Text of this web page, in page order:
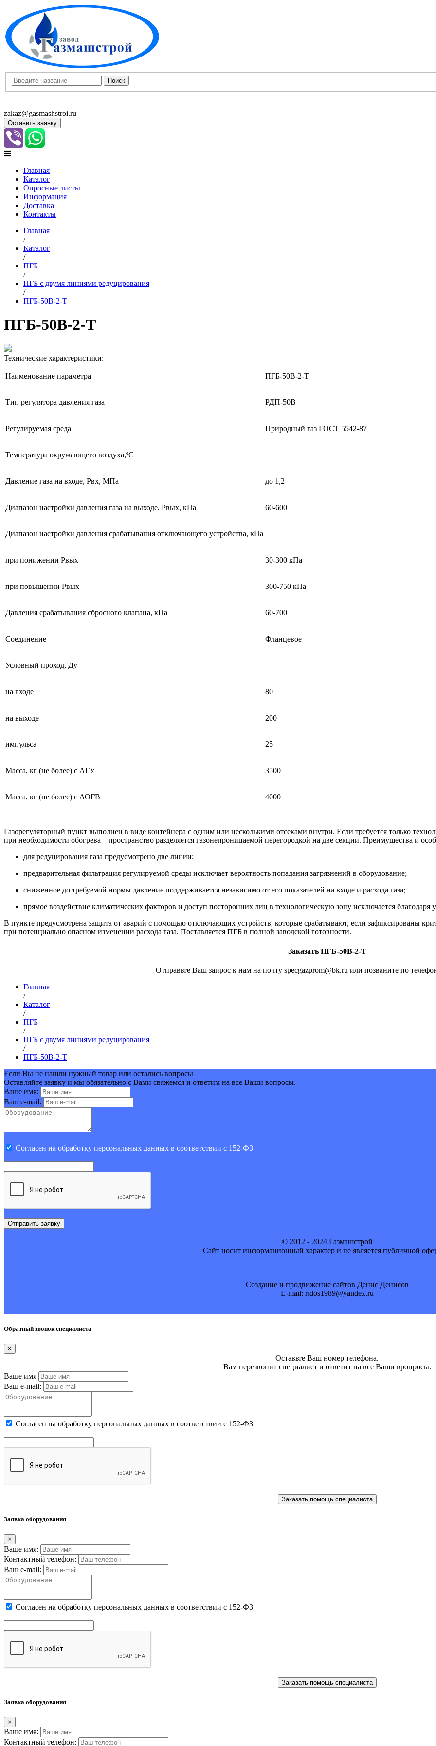
zakaz@gasmashstroi.ru
Оставить заявку
Главная
Каталог
Опросные листы
Информация
Доставка
Контакты
Главная
/
Каталог
/
ПГБ
/
ПГБ с двумя линиями редуцирования
/
ПГБ-50В-2-Т
ПГБ-50В-2-Т
Технические характеристики:
Наименование параметра ПГБ-50В-2-T
Тип регулятора давления газа РДП-50В
Регулируемая среда Природный газ ГОСТ 5542-87
Температура окружающего воздуха,ºС
Давление газа на входе, Рвх, МПа до 1,2
Диапазон настройки давления газа на выходе, Рвых, кПа 60-600
Диапазон настройки давления срабатывания отключающего устройства, кПа
при понижении Рвых 30-300 кПа
при повышении Рвых 300-750 кПа
Давления срабатывания сбросного клапана, кПа 60-700
Соединение Фланцевое
Условный проход, Ду
на входе 80
на выходе 200
импульса 25
Масса, кг (не более) с АГУ 3500
Масса, кг (не более) с АОГВ 4000
Газорегуляторный пункт выполнен в виде контейнера с одним или несколькими отсеками внутри. Если требуется только
при необходимости обогрева – пространство разделяется газонепроницаемой перегородкой на две секции. Преимущества и
для редуцирования газа предусмотрено две линии;
предварительная фильтрация регулируемой среды исключает вероятность попадания загрязнений в оборудование;
сниженное до требуемой нормы давление поддерживается независимо от его показателей на входе и расхода газа;
прямое воздействие климатических факторов и доступ посторонних лиц в технологическую зону исключается
В пункте предусмотрена защита от аварий с помощью отключающих устройств, которые срабатывают, если зафиксированы
при потенциально опасном изменении расхода газа. Поставляется ПГБ в полной заводской готовности.
Заказать ПГБ-50В-2-Т
Отправьте Ваш запрос к нам на почту specgazprom@bk.ru или позваните по
Главная
/
Каталог
/
ПГБ
/
ПГБ с двумя линиями редуцирования
/
ПГБ-50В-2-Т
Если Вы не нашли нужный товар или остались вопросы
Оставляйте заявку и мы обязательно с Вами свяжемся и ответим на все Ваши вопросы.
Ваше имя:
Ваш e-mail:
Cогласен на обработку персональных данных в соответствии с 152-ФЗ
Отправить заявку
© 2012 - 2024 Газмашстрой
Cайт носит информационный характер и не является публичной
Создание и продвижение сайтов Денис Денисов
E-mail: ridos1989@yandex.ru
Обратный звонок специалиста
×
Оставьте Ваш номер телефона.
Вам перезвонит специалист и ответит на все Ваши вропросы.
Ваше имя
Ваш e-mail:
Cогласен на обработку персональных данных в соответствии с 152-ФЗ
Заказать помощь специалиста
Заявка оборудования
×
Ваше имя:
Контактный телефон:
Ваш e-mail:
Cогласен на обработку персональных данных в соответствии с 152-ФЗ
Заказать помощь специалиста
Заявка оборудования
×
Ваше имя:
Контактный телефон: